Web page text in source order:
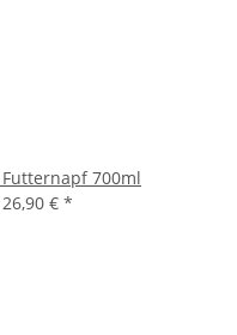
Futternapf 700ml
26,90 € *